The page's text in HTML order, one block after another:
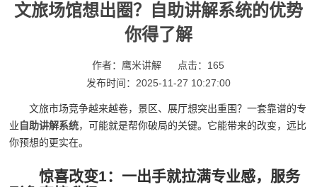
文旅场馆想出圈？自助讲解系统的优势
你得了解
作者：鹰米讲解
点击：165
发布时间：2025-11-27 10:27:00
文旅市场竞争越来越卷，景区、展厅想突出重围？一套靠谱的专
业自助讲解系统，可能就是帮你破局的关键。它能带来的改变，远比
你预想的更实在。
惊喜改变1：一出手就拉满专业感，服务